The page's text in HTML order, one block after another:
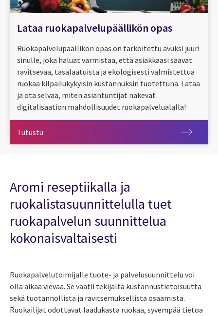
Lataa ruokapalvelupäällikön opas
Ruokapalvelupäällikön opas on tarkoitettu avuksi juuri
sinulle, joka haluat varmistaa, että asiakkaasi saavat
ravitsevaa, tasalaatuista ja ekologisesti valmistettua
ruokaa kilpailukykyisin kustannuksin tuotettuna. Lataa
ja ota selvää, miten asiantuntijat näkevät
digitalisaation mahdollisuudet ruokapalvelualalla!
Tutustu
Aromi reseptiikalla ja
ruokalistasuunnittelulla tuet
ruokapalvelun suunnittelua
kokonaisvaltaisesti
Ruokapalvelutoimijalle tuote- ja palvelusuunnittelu voi
olla aikaa vievää. Se vaatii tekijältä kustannustietoisuutta
sekä tuotannollista ja ravitsemuksellista osaamista.
Ruokailijat odottavat laadukasta ruokaa, syvempää tietoa